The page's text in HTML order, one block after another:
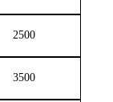
2500
3500